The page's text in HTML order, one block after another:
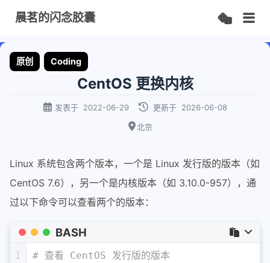
晨茗的闪念胶囊
原创 Coding
CentOS 更换内核
发表于 2022-06-29 更新于 2026-06-08
北京
Linux 系统包含两个版本，一个是 Linux 发行版的版本（如
CentOS 7.6），另一个是内核版本（如 3.10.0-957），通
过以下命令可以查看两个的版本：
BASH
1
# 查看 CentOS 发行版的版本